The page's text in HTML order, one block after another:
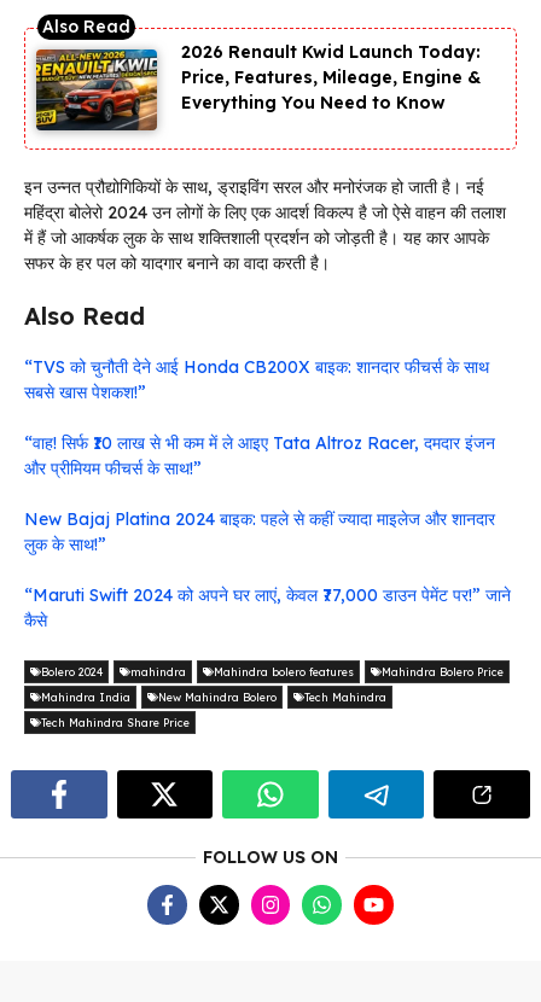
2026 Renault Kwid Launch Today:
Price, Features, Mileage, Engine &
Everything You Need to Know
इन उन्नत प्रौद्योगिकियों के साथ, ड्राइविंग सरल और मनोरंजक हो जाती है। नई
महिंद्रा बोलेरो 2024 उन लोगों के लिए एक आदर्श विकल्प है जो ऐसे वाहन की तलाश
में हैं जो आकर्षक लुक के साथ शक्तिशाली प्रदर्शन को जोड़ती है। यह कार आपके
सफर के हर पल को यादगार बनाने का वादा करती है।
Also Read
“TVS को चुनौती देने आई Honda CB200X बाइक: शानदार फीचर्स के साथ
सबसे खास पेशकश!”
“वाह! सिर्फ ₹10 लाख से भी कम में ले आइए Tata Altroz Racer, दमदार इंजन
और प्रीमियम फीचर्स के साथ!”
New Bajaj Platina 2024 बाइक: पहले से कहीं ज्यादा माइलेज और शानदार
लुक के साथ!”
“Maruti Swift 2024 को अपने घर लाएं, केवल ₹77,000 डाउन पेमेंट पर!” जाने
कैसे
Bolero 2024 mahindra Mahindra bolero features
Mahindra Bolero Price
Mahindra India
New Mahindra Bolero
Tech Mahindra
Tech Mahindra Share Price
FOLLOW US ON